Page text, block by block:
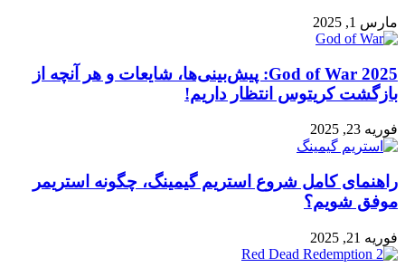
مارس 1, 2025
God of War 2025: پیش‌بینی‌ها، شایعات و هر آنچه از
بازگشت کریتوس انتظار داریم!
فوریه 23, 2025
راهنمای کامل شروع استریم گیمینگ، چگونه استریمر
موفق شویم؟
فوریه 21, 2025